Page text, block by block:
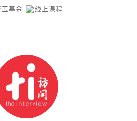
玉基金 线上课程